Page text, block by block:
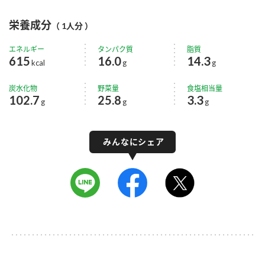
栄養成分 （ 1人分 ）
エネルギー
615kcal
タンパク質
16.0g
脂質
14.3 g
炭水化物
102.7 g
野菜量
25.8 g
食塩相当量
3.3 g